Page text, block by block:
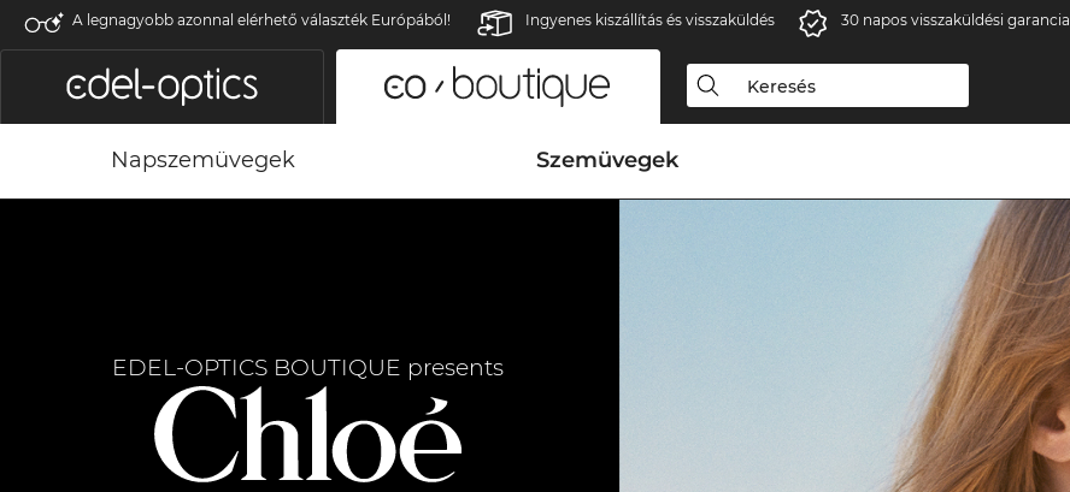
A legnagyobb azonnal elérhető választék Európából! Ingyenes kiszállítás és visszaküldés 30 napos visszaküldési garancia
Napszemüvegek Szemüvegek
EDEL-OPTICS BOUTIQUE presents